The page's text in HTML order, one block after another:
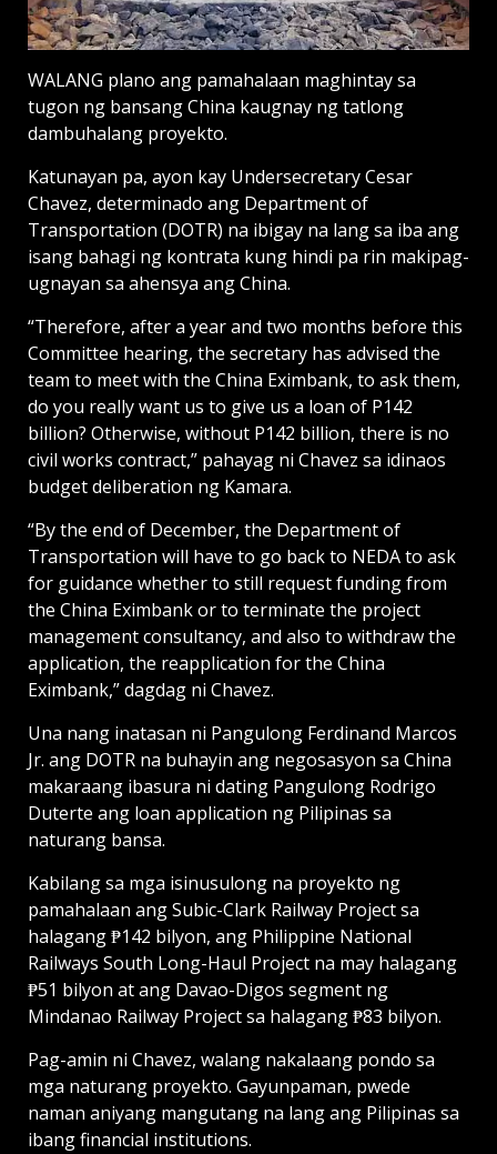
WALANG plano ang pamahalaan maghintay sa
tugon ng bansang China kaugnay ng tatlong
dambuhalang proyekto.
Katunayan pa, ayon kay Undersecretary Cesar
Chavez, determinado ang Department of
Transportation (DOTR) na ibigay na lang sa iba ang
isang bahagi ng kontrata kung hindi pa rin makipag-
ugnayan sa ahensya ang China.
“Therefore, after a year and two months before this
Committee hearing, the secretary has advised the
team to meet with the China Eximbank, to ask them,
do you really want us to give us a loan of P142
billion? Otherwise, without P142 billion, there is no
civil works contract,” pahayag ni Chavez sa idinaos
budget deliberation ng Kamara.
“By the end of December, the Department of
Transportation will have to go back to NEDA to ask
for guidance whether to still request funding from
the China Eximbank or to terminate the project
management consultancy, and also to withdraw the
application, the reapplication for the China
Eximbank,” dagdag ni Chavez.
Una nang inatasan ni Pangulong Ferdinand Marcos
Jr. ang DOTR na buhayin ang negosasyon sa China
makaraang ibasura ni dating Pangulong Rodrigo
Duterte ang loan application ng Pilipinas sa
naturang bansa.
Kabilang sa mga isinusulong na proyekto ng
pamahalaan ang Subic-Clark Railway Project sa
halagang ₱142 bilyon, ang Philippine National
Railways South Long-Haul Project na may halagang
₱51 bilyon at ang Davao-Digos segment ng
Mindanao Railway Project sa halagang ₱83 bilyon.
Pag-amin ni Chavez, walang nakalaang pondo sa
mga naturang proyekto. Gayunpaman, pwede
naman aniyang mangutang na lang ang Pilipinas sa
ibang financial institutions.